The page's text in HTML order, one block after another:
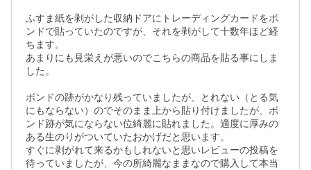
ふすま紙を剥がした収納ドアにトレーディングカードをボ
ンドで貼っていたのですが、それを剥がして十数年ほど経
ちます。
あまりにも見栄えが悪いのでこちらの商品を貼る事にしま
した。
ボンドの跡がかなり残っていましたが、とれない（とる気
にもならない）のでそのまま上から貼り付けましたが、ボ
ンド跡が気にならない位綺麗に貼れました。適度に厚みの
ある生のりがついていたおかげだと思います。
すぐに剥がれて来るかもしれないと思いレビューの投稿を
待っていましたが、今の所綺麗なままなので購入して本当